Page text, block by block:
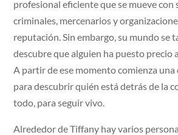
profesional eficiente que se mueve
criminales, mercenarios y
reputación. Sin embargo, su mundo se
descubre que alguien ha puesto precio
A partir de ese momento comienza
para descubrir quién está detrás de la
todo, para seguir vivo.
Alrededor de Tiffany hay varios